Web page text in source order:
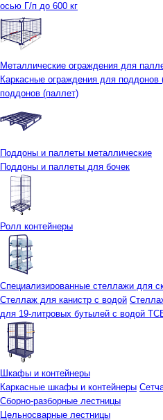
осью Г/п до 600 кг
Металлические ограждения для
Каркасные ограждения для поддонов
поддонов (паллет)
Поддоны и паллеты металлические
Поддоны и паллеты для бочек
Ролл контейнеры
Специализированные стеллажи для
Стеллаж для канистр с водой
для 19-литровых бутылей с водой
Шкафы и контейнеры
Каркасные шкафы и контейнеры
Сборно-разборные лестницы
Цельносварные лестницы